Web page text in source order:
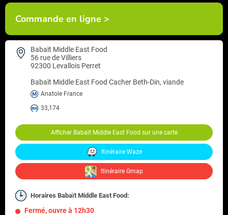
Commande en ligne >
Babaït Middle East Food
56 rue de Villiers
92300 Levallois Perret
Babaït Middle East Food Cacher Beth-Din, viande
Anatole France
33,174
Afficher Babaït Middle East Food sur une carte
Itinéraire Waze
Itinéraire Gmap
Horaires Babaït Middle East Food:
Fermé, ouvre à 12h30